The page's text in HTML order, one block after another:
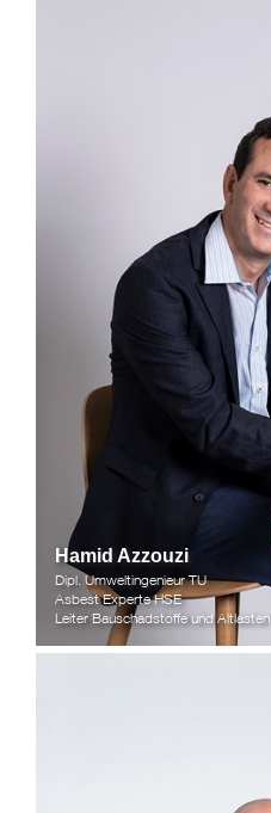
Hamid Azzouzi
Dipl. Umweltingenieur TU
Asbest Experte HSE
Leiter Bauschadstoffe und Altlasten